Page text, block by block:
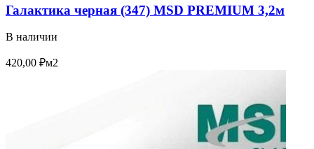
Галактика черная (347) MSD PREMIUM 3,2м
В наличии
420,00 ₽м2